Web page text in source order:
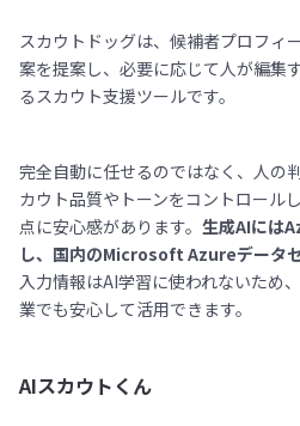
スカウトドッグは、候補者プロフィ
案を提案し、必要に応じて人が編集
るスカウト支援ツールです。
完全自動に任せるのではなく、人の
カウト品質やトーンをコントロール
点に安心感があります。 生成AIには
し、国内のMicrosoft Azureデータ
入力情報はAI学習に使われないため
業でも安心して活用できます。
AIスカウトくん